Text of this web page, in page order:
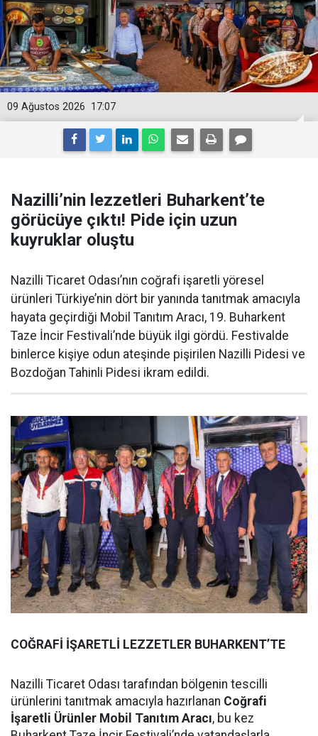
17:07
09 Ağustos 2026
Nazilli’nin lezzetleri Buharkent’te
görücüye çıktı! Pide için uzun
kuyruklar oluştu
Nazilli Ticaret Odası’nın coğrafi işaretli yöresel
ürünleri Türkiye’nin dört bir yanında tanıtmak amacıyla
hayata geçirdiği Mobil Tanıtım Aracı, 19. Buharkent
Taze İncir Festivali’nde büyük ilgi gördü. Festivalde
binlerce kişiye odun ateşinde pişirilen Nazilli Pidesi ve
Bozdoğan Tahinli Pidesi ikram edildi.
COĞRAFİ İŞARETLİ LEZZETLER BUHARKENT’TE
Nazilli Ticaret Odası tarafından bölgenin tescilli
ürünlerini tanıtmak amacıyla hazırlanan Coğrafi
İşaretli Ürünler Mobil Tanıtım Aracı, bu kez